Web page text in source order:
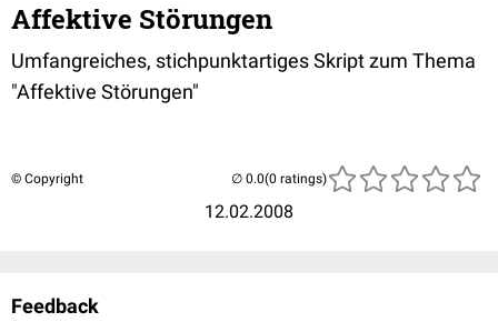
Affektive Störungen
Umfangreiches, stichpunktartiges Skript zum Thema
"Affektive Störungen"
© Copyright
12.02.2008
(0 ratings)
Feedback